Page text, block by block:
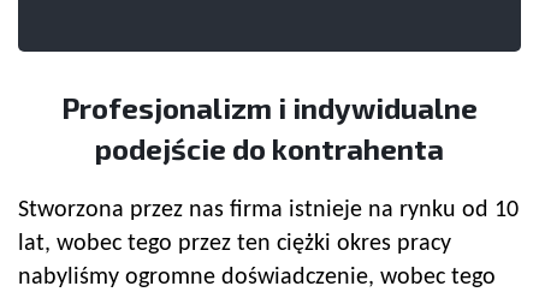
Profesjonalizm i indywidualne
podejście do kontrahenta
Stworzona przez nas firma istnieje na rynku od 10
lat, wobec tego przez ten ciężki okres pracy
nabyliśmy ogromne doświadczenie, wobec tego